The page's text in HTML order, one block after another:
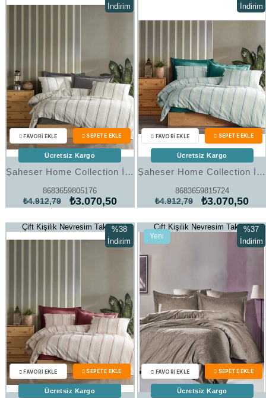
Şaheser Home Collection İplik Boyalı Nevresim Takımı Avva Antrasit
8683659805176
₺3.070,50
₺4.912,79
İndirim
Ücretsiz Kargo
Şaheser Home Collection İplik Boyalı Nevresim Takımı Avva Turkuaz
8683659815724
₺3.070,50
₺4.912,79
İndirim
Ücretsiz Kargo
Çift Kişilik Nevresim Takımı%38
İndirim
%38İndirim
Ücretsiz Kargo
Çift Kişilik Nevresim Takımı%37
İndirim
Ücretsiz Kargo
Yeni